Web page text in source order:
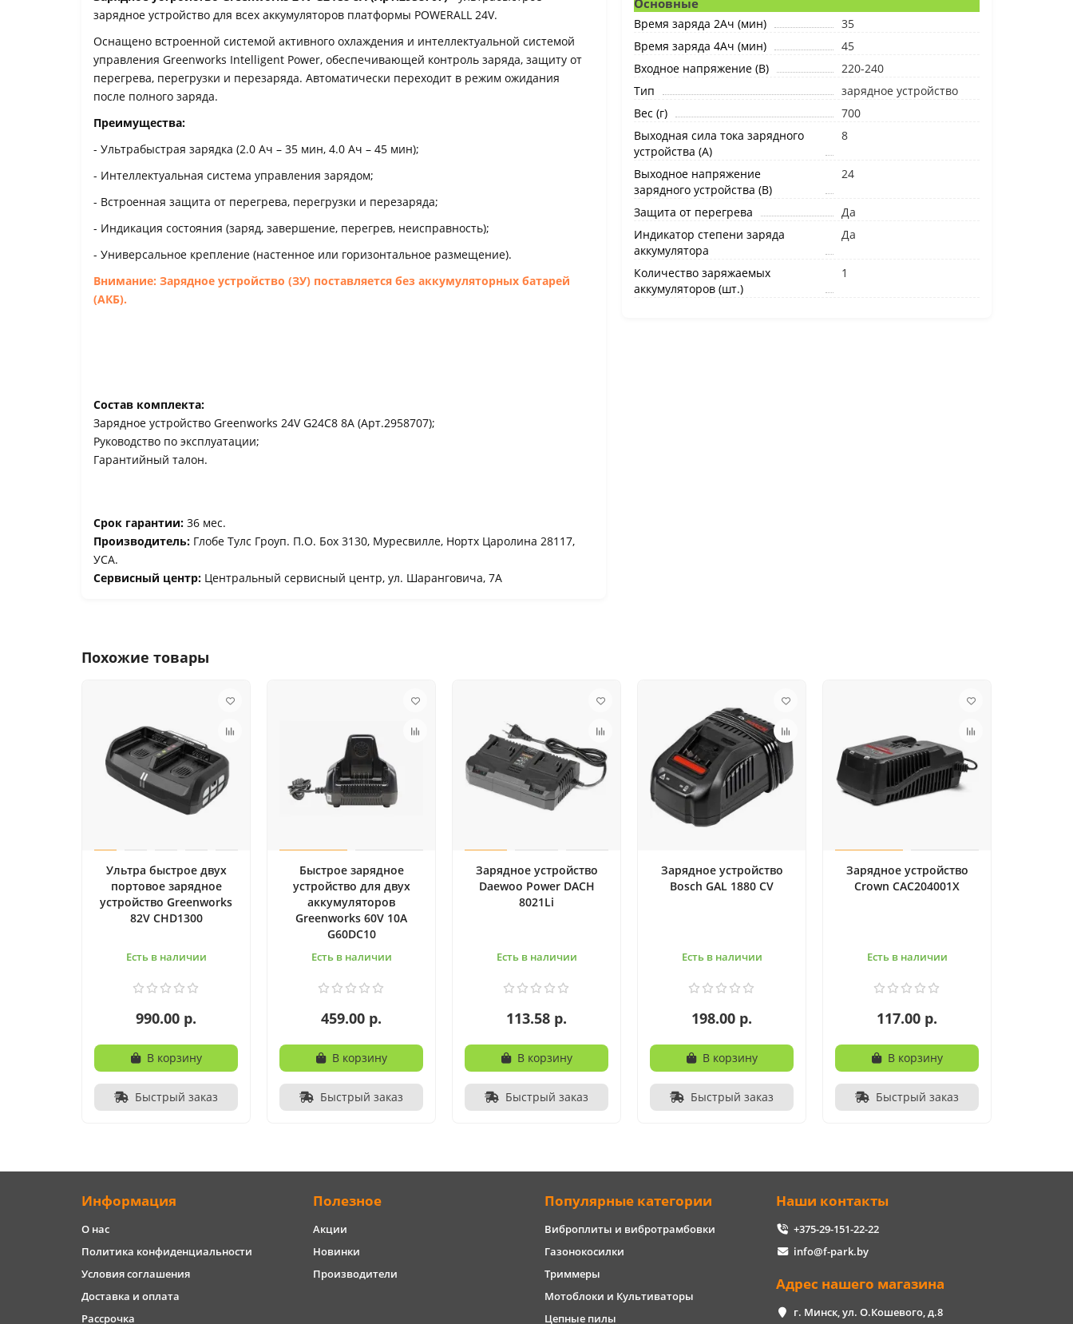
зарядное устройство для всех аккумуляторов платформы POWERALL 24V.
Оснащено встроенной системой активного охлаждения и интеллектуальной системой
управления Greenworks Intelligent Power, обеспечивающей контроль заряда, защиту от
перегрева, перегрузки и перезаряда. Автоматически переходит в режим ожидания
после полного заряда.
Преимущества:
- Ультрабыстрая зарядка (2.0 Ач – 35 мин, 4.0 Ач – 45 мин);
- Интеллектуальная система управления зарядом;
- Встроенная защита от перегрева, перегрузки и перезаряда;
- Индикация состояния (заряд, завершение, перегрев, неисправность);
- Универсальное крепление (настенное или горизонтальное размещение).
Внимание: Зарядное устройство (ЗУ) поставляется без аккумуляторных батарей
(АКБ).
Состав комплекта:
Зарядное устройство Greenworks 24V G24C8 8А (Арт.2958707);
Руководство по эксплуатации;
Гарантийный талон.
Срок гарантии: 36 мес.
Производитель: Глобе Тулс Гроуп. П.О. Боx 3130, Муресвилле, Нортх Царолина 28117,
УСА.
Сервисный центр: Центральный сервисный центр, ул. Шаранговича, 7А
Основные
Время заряда 2Ач (мин)
35
Время заряда 4Ач (мин)
45
Входное напряжение (B)
220-240
Тип
зарядное устройство
Вес (г)
700
Выходная сила тока зарядного
устройства (А)
8
Выходное напряжение
зарядного устройства (В)
24
Защита от перегрева
Да
Индикатор степени заряда
аккумулятора
Да
Количество заряжаемых
аккумуляторов (шт.)
1
Похожие товары
Ультра быстрое двух
портовое зарядное
устройство Greenworks
82V CHD1300
Есть в наличии
990.00 р.
В корзину
Быстрый заказ
Быстрое зарядное
устройство для двух
аккумуляторов
Greenworks 60V 10А
G60DC10
Есть в наличии
459.00 р.
В корзину
Быстрый заказ
Зарядное устройство
Daewoo Power DACH
8021Li
Есть в наличии
113.58 р.
В корзину
Быстрый заказ
Зарядное устройство
Bosch GAL 1880 CV
Есть в наличии
198.00 р.
В корзину
Быстрый заказ
Зарядное устройство
Crown CAC204001X
Есть в наличии
117.00 р.
В корзину
Быстрый заказ
Информация
О нас
Политика конфиденциальности
Условия соглашения
Доставка и оплата
Рассрочка
Полезное
Акции
Новинки
Производители
Популярные категории
Виброплиты и вибротрамбовки
Газонокосилки
Триммеры
Мотоблоки и Культиваторы
Цепные пилы
Наши контакты
+375-29-151-22-22
info@f-park.by
Адрес нашего магазина
г. Минск, ул. О.Кошевого, д.8